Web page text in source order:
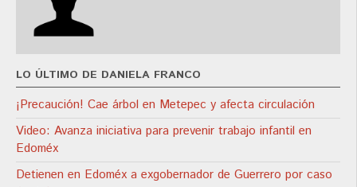
LO ÚLTIMO DE DANIELA FRANCO
¡Precaución! Cae árbol en Metepec y afecta circulación
Video: Avanza iniciativa para prevenir trabajo infantil en
Edoméx
Detienen en Edoméx a exgobernador de Guerrero por caso